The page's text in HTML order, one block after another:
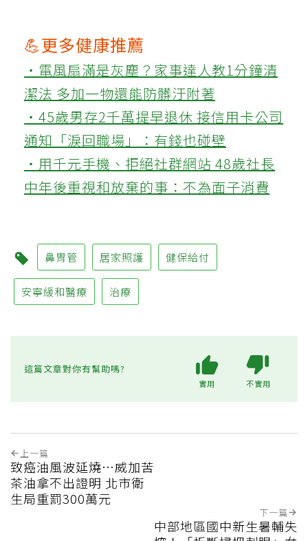
💪更多健康推薦
‧電風扇滿是灰塵？家事達人教1分鐘清
潔法 多加一物還能防髒汙附著
‧45歲男存2千萬提早退休 接信用卡公司
通知「淚回職場」：有錢也碰壁
‧用千元手機、拒絕社群網站 48歲社長
中年後重視和放棄的事：不為面子消費
鼻胃管 居家照護 健保給付
安寧緩和醫療 治療
這篇文章對你有幫助嗎?
實用 不實用
上一篇
致癌油風波延燒…威加苦
茶油拿不出證明 北市衛
生局重罰300萬元
下一篇
中部地區國中新生暑輔失